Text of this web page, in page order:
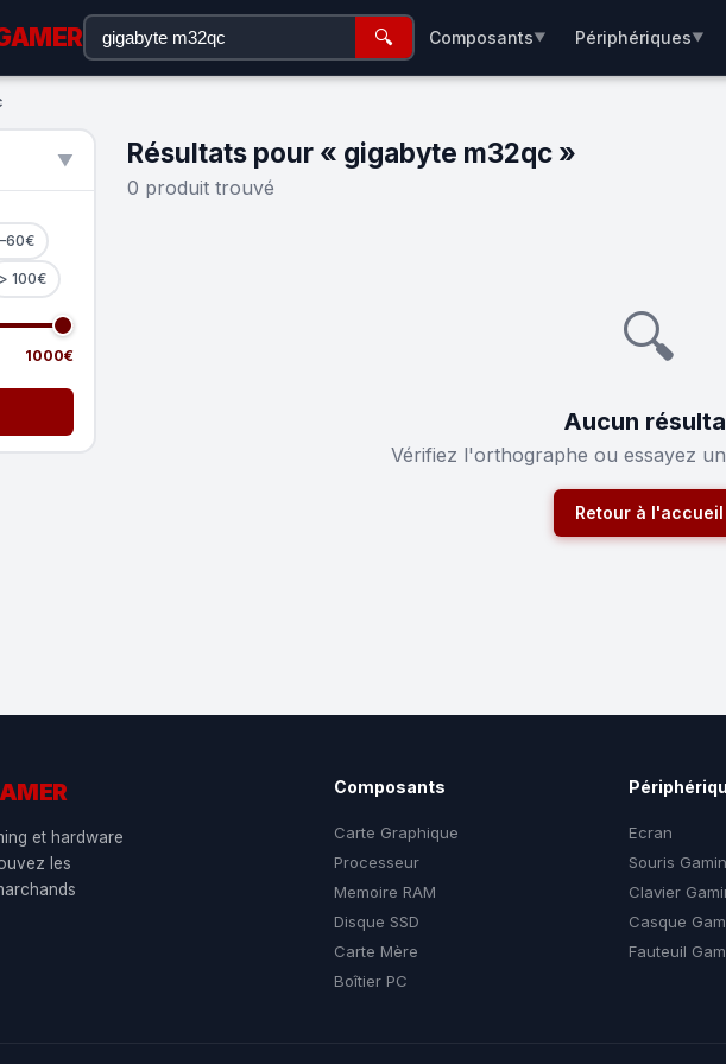
🔍 Composants▼ Périphériques▼
▲
> 100€
1000€
Résultats pour « gigabyte m32qc »
0 produit trouvé
🔍
Aucun
Vérifiez l'orthographe ou essayez
Retour à l'accueil
et hardware
les
Composants
Carte Graphique
Processeur
Memoire RAM
Disque SSD
Carte Mère
Boîtier PC
Ecran
Souris
Clavier
Casque
Fauteuil